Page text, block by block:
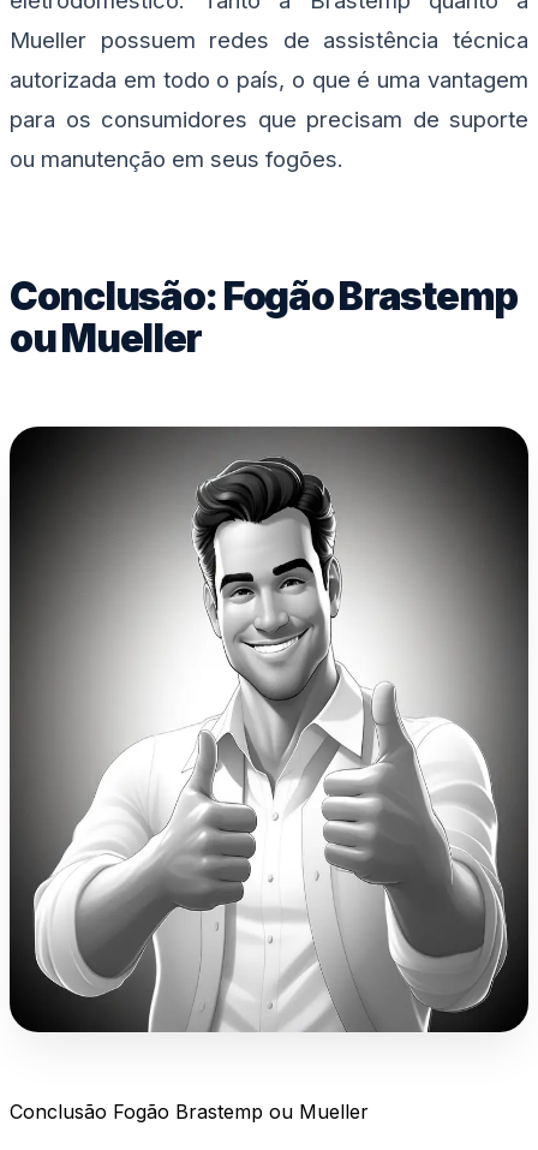
Mueller possuem redes de assistência técnica
autorizada em todo o país, o que é uma vantagem
para os consumidores que precisam de suporte
ou manutenção em seus fogões.
Conclusão: Fogão Brastemp
ou Mueller
Conclusão Fogão Brastemp ou Mueller